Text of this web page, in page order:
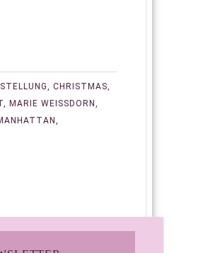
,CHRISTMAS,
, MARIE WEISSDORN
,
,